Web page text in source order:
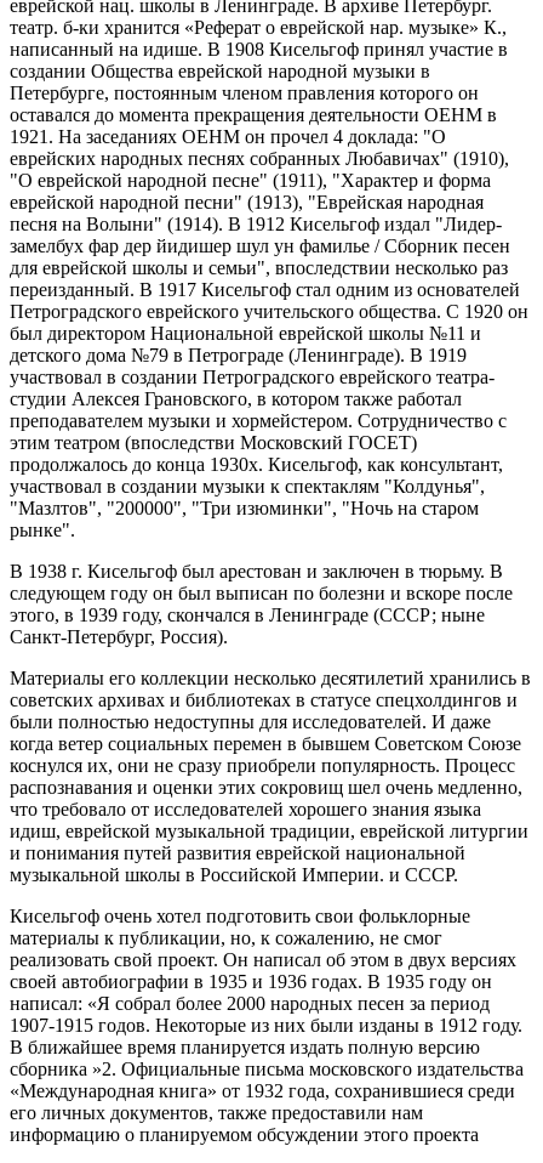
еврейской нац. школы в Ленинграде. В архиве Петербург.
театр. б-ки хранится «Реферат о еврейской нар. музыке» К.,
написанный на идише. В 1908 Кисельгоф принял участие в
создании Общества еврейской народной музыки в
Петербурге, постоянным членом правления которого он
оставался до момента прекращения деятельности ОЕНМ в
1921. На заседаниях ОЕНМ он прочел 4 доклада: "О
еврейских народных песнях собранных Любавичах" (1910),
"О еврейской народной песне" (1911), "Характер и форма
еврейской народной песни" (1913), "Еврейская народная
песня на Волыни" (1914). В 1912 Кисельгоф издал "Лидер-
замелбух фар дер йидишер шул ун фамилье / Сборник песен
для еврейской школы и семьи", впоследствии несколько раз
переизданный. В 1917 Кисельгоф стал одним из основателей
Петроградского еврейского учительского общества. С 1920 он
был директором Национальной еврейской школы №11 и
детского дома №79 в Петрограде (Ленинграде). В 1919
участвовал в создании Петроградского еврейского театра-
студии Алексея Грановского, в котором также работал
преподавателем музыки и хормейстером. Сотрудничество с
этим театром (впоследстви Московский ГОСЕТ)
продолжалось до конца 1930х. Кисельгоф, как консультант,
участвовал в создании музыки к спектаклям "Колдунья",
"Мазлтов", "200000", "Три изюминки", "Ночь на старом
рынке".
В 1938 г. Кисельгоф был арестован и заключен в тюрьму. В
следующем году он был выписан по болезни и вскоре после
этого, в 1939 году, скончался в Ленинграде (СССР; ныне
Санкт-Петербург, Россия).
Материалы его коллекции несколько десятилетий хранились в
советских архивах и библиотеках в статусе спецхолдингов и
были полностью недоступны для исследователей. И даже
когда ветер социальных перемен в бывшем Советском Союзе
коснулся их, они не сразу приобрели популярность. Процесс
распознавания и оценки этих сокровищ шел очень медленно,
что требовало от исследователей хорошего знания языка
идиш, еврейской музыкальной традиции, еврейской литургии
и понимания путей развития еврейской национальной
музыкальной школы в Российской Империи. и СССР.
Кисельгоф очень хотел подготовить свои фольклорные
материалы к публикации, но, к сожалению, не смог
реализовать свой проект. Он написал об этом в двух версиях
своей автобиографии в 1935 и 1936 годах. В 1935 году он
написал: «Я собрал более 2000 народных песен за период
1907-1915 годов. Некоторые из них были изданы в 1912 году.
В ближайшее время планируется издать полную версию
сборника »2. Официальные письма московского издательства
«Международная книга» от 1932 года, сохранившиеся среди
его личных документов, также предоставили нам
информацию о планируемом обсуждении этого проекта